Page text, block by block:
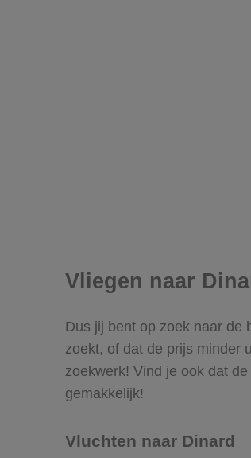
Vliegen naar
Dus jij bent op zoek naar de
zoekt, of dat de prijs minder
zoekwerk! Vind je ook dat
gemakkelijk!
Vluchten naar Dinard